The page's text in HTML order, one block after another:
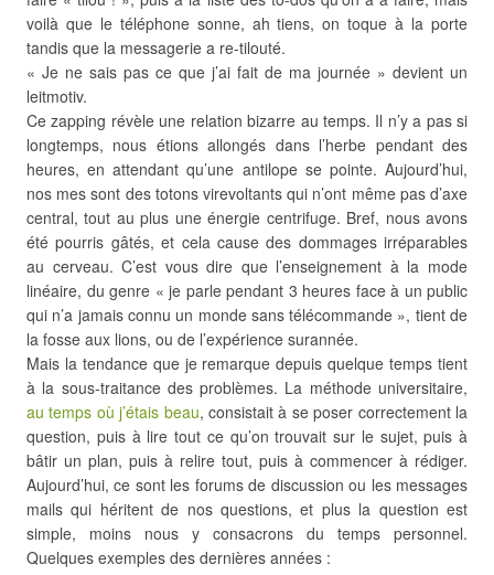
voilà que le téléphone sonne, ah tiens, on toque à la porte
tandis que la messagerie a re-tilouté.
« Je ne sais pas ce que j’ai fait de ma journée » devient un
leitmotiv.
Ce zapping révèle une relation bizarre au temps. Il n’y a pas si
longtemps, nous étions allongés dans l’herbe pendant des
heures, en attendant qu’une antilope se pointe. Aujourd’hui,
nos mes sont des totons virevoltants qui n’ont même pas d’axe
central, tout au plus une énergie centrifuge. Bref, nous avons
été pourris gâtés, et cela cause des dommages irréparables
au cerveau. C’est vous dire que l’enseignement à la mode
linéaire, du genre « je parle pendant 3 heures face à un public
qui n’a jamais connu un monde sans télécommande », tient de
la fosse aux lions, ou de l’expérience surannée.
Mais la tendance que je remarque depuis quelque temps tient
à la sous-traitance des problèmes. La méthode universitaire,
au temps où j’étais beau, consistait à se poser correctement la
question, puis à lire tout ce qu’on trouvait sur le sujet, puis à
bâtir un plan, puis à relire tout, puis à commencer à rédiger.
Aujourd’hui, ce sont les forums de discussion ou les messages
mails qui héritent de nos questions, et plus la question est
simple, moins nous y consacrons du temps personnel.
Quelques exemples des dernières années :